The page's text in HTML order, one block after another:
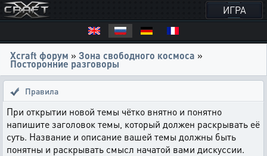
ИГРА
Xcraft форум » Зона свободного космоса »
Посторонние разговоры
Правила
При открытии новой темы чётко внятно и понятно
напишите заголовок темы, который должен раскрывать её
суть. Название и описание вашей темы должны быть
понятны и раскрывать смысл начатой вами дискуссии.